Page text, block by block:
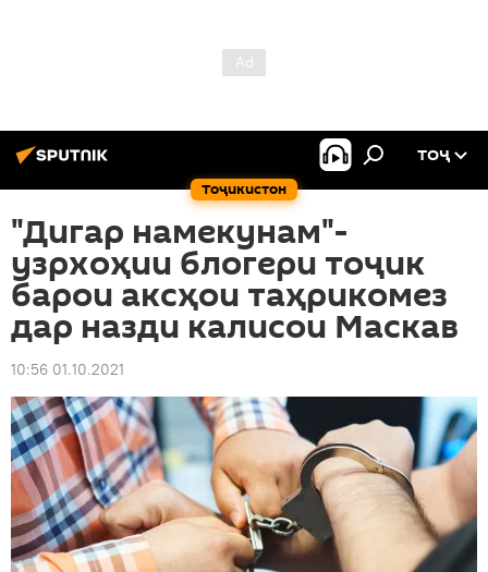
Тоҷикистон
ТОҶ
"Дигар намекунам"-
узрхоҳии блогери тоҷик
барои аксҳои таҳрикомез
дар назди калисои Маскав
10:56 01.10.2021